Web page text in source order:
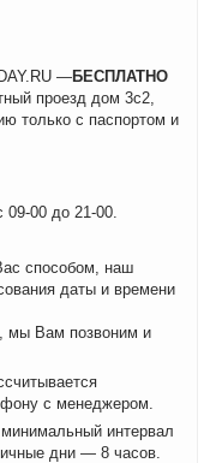
—БЕСПЛАТНО
проезд дом 3с2,
только с паспортом и
00 до 21-00.
способом, наш
даты и времени
мы Вам позвоним и
с менеджером.
интервал
дни — 8 часов.